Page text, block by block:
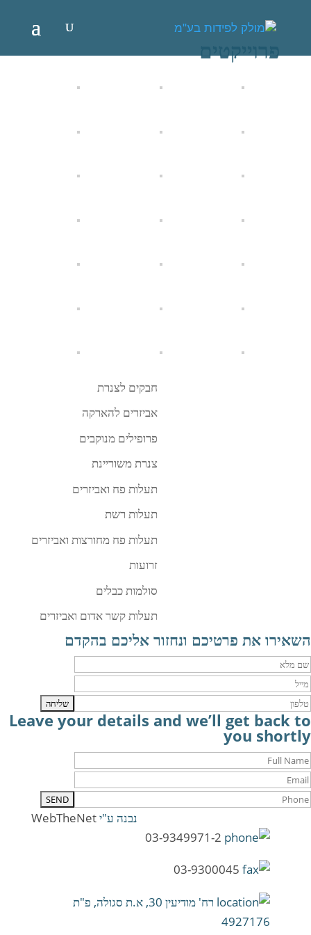
פרוייקטים
חבקים לצנרת
אביזרים להארקה
פרופילים מנוקבים
צנרת משוריינת
תעלות פח ואביזרים
תעלות רשת
תעלות פח מחורצות ואביזרים
זרועות
סולמות כבלים
תעלות קשר אדום ואביזרים
השאירו את פרטיכם ונחזור אליכם בהקדם
Leave your details and we’ll get back to
you shortly
נבנה ע"יWebTheNet
03-9349971-2
03-9300045
רח' מודיעין 30, א.ת סגולה, פ"ת
4927176